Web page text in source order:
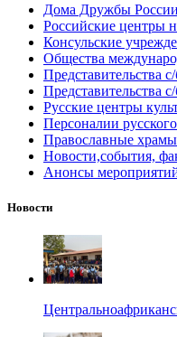
Дома Дружбы России
Российские центры
Консульские
Общества
Представительства
Представительства
Русские центры
Персоналии
Православные
Новости,события,
Анонсы
Новости